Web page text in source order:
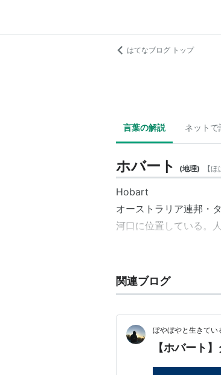
はてなブログ トップ
言葉の解説 ネットで
ホバート (地理) 【ほ
Hobart
オーストラリア連邦・
河口に位置している。
関連ブログ
ぼやぼやと生きてい
【ホバート